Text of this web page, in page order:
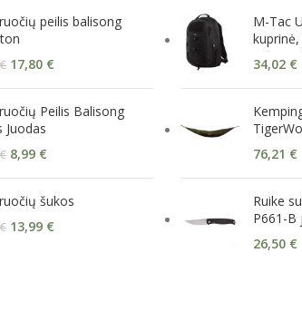
peilis balisong
€ 17,80 €
Peilis Balisong
Juodas
€ 8,99 €
šukos
€ 13,99 €
M-Tac
34,02 €
76,21 €
Ruike
P661-B
26,50 €